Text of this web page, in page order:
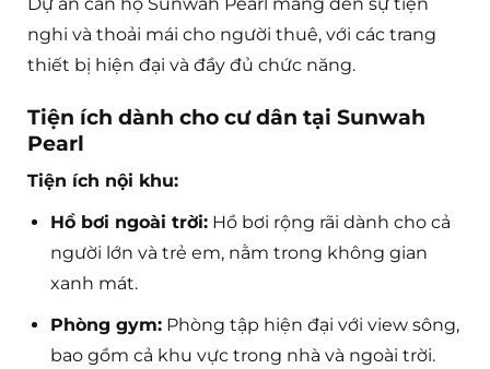
nghi và thoải mái cho người thuê, với các trang
thiết bị hiện đại và đầy đủ chức năng.
Tiện ích dành cho cư dân tại Sunwah
Pearl
Tiện ích nội khu:
Hồ bơi ngoài trời:Hồ bơi rộng rãi dành cho cả
người lớn và trẻ em, nằm trong không gian
xanh mát.
Phòng gym:Phòng tập hiện đại với view sông,
bao gồm cả khu vực trong nhà và ngoài trời.